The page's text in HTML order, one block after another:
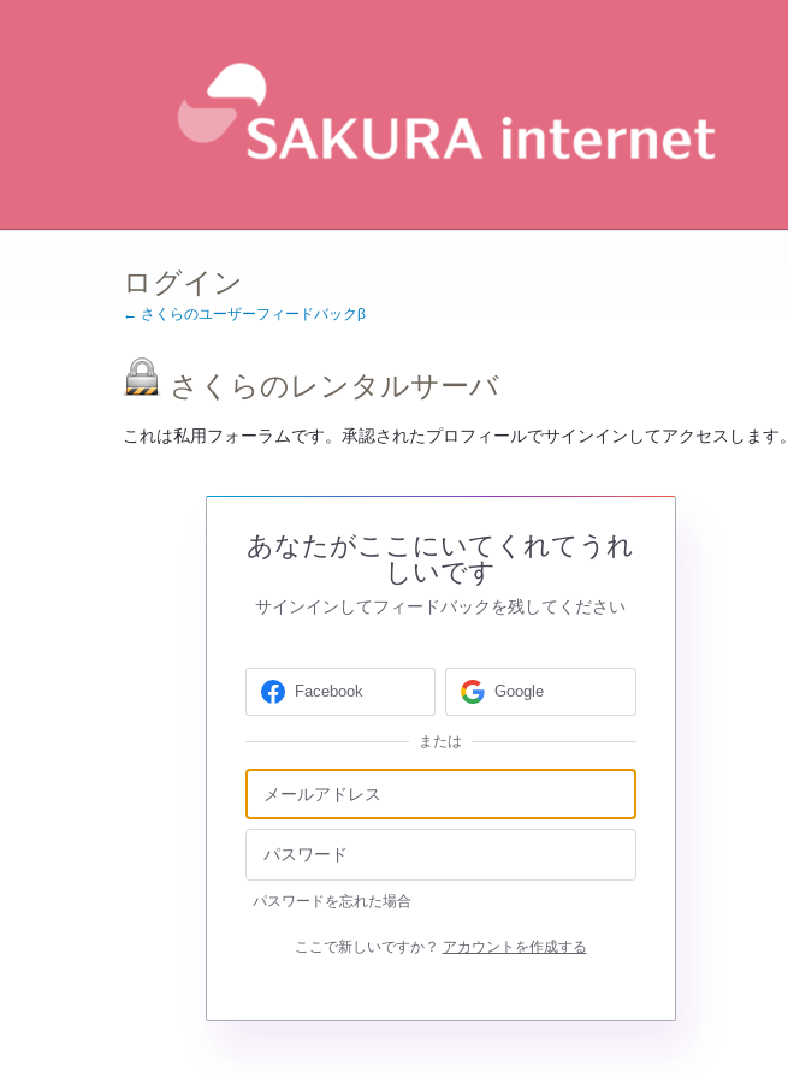
ログイン
← さくらのユーザーフィードバックβ
さくらのレンタルサーバ
これは私用フォーラムです。承認されたプロフィールでサインインしてアクセスします。
あなたがここにいてくれてうれ
しいです
サインインしてフィードバックを残してください
Facebook Google
または
パスワードを忘れた場合
ここで新しいですか？ アカウントを作成する